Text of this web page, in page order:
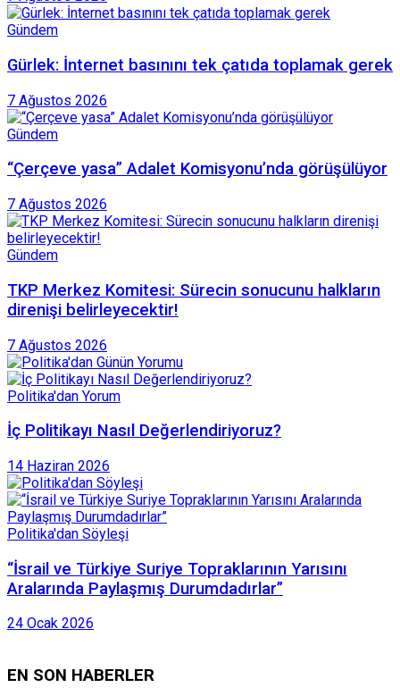
Gündem
Gürlek: İnternet basınını tek çatıda toplamak gerek
7 Ağustos 2026
Gündem
“Çerçeve yasa” Adalet Komisyonu’nda görüşülüyor
7 Ağustos 2026
Gündem
TKP Merkez Komitesi: Sürecin sonucunu halkların
direnişi belirleyecektir!
7 Ağustos 2026
Politika'dan Yorum
İç Politikayı Nasıl Değerlendiriyoruz?
14 Haziran 2026
Politika'dan Söyleşi
“İsrail ve Türkiye Suriye Topraklarının Yarısını
Aralarında Paylaşmış Durumdadırlar”
24 Ocak 2026
EN SON HABERLER